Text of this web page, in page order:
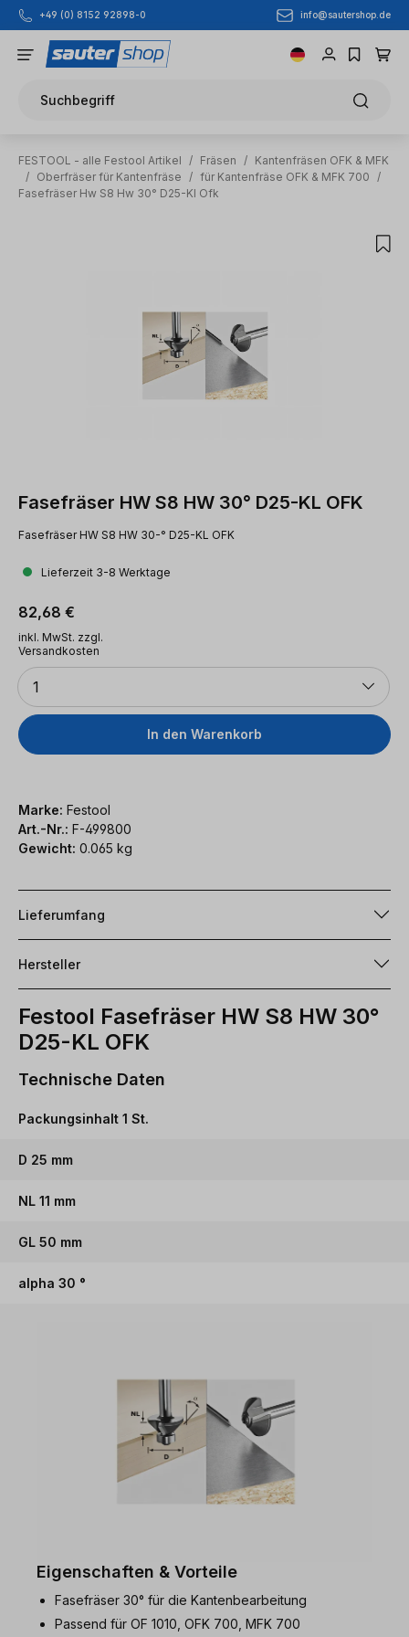
Zum Hauptinhalt springen
+49 (0) 8152 92898-0 info@sautershop.de
Suchbegriff
FESTOOL - alle Festool Artikel / Fräsen / Kantenfräsen OFK & MFK
/ Oberfräser für Kantenfräse / für Kantenfräse OFK & MFK 700
/
Fasefräser Hw S8 Hw 30° D25-Kl Ofk
Fasefräser HW S8 HW 30° D25-KL OFK
Fasefräser HW S8 HW 30-° D25-KL OFK
Lieferzeit 3-8 Werktage
Regulärer Preis:
82,68 €
inkl. MwSt. zzgl.
Versandkosten
Anzahl
1
In den Warenkorb
Marke: Festool
Art.-Nr.: F-499800
Gewicht: 0.065 kg
Lieferumfang
Hersteller
Festool Fasefräser HW S8 HW 30°
D25-KL OFK
Technische Daten
Packungsinhalt 1 St.
D 25 mm
NL 11 mm
GL 50 mm
alpha 30 °
Eigenschaften & Vorteile
Fasefräser 30° für die Kantenbearbeitung
Passend für OF 1010, OFK 700, MFK 700